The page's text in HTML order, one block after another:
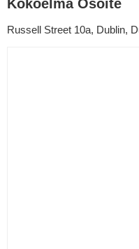
Kokoelma Osoite
Russell Street 10a, Dublin,